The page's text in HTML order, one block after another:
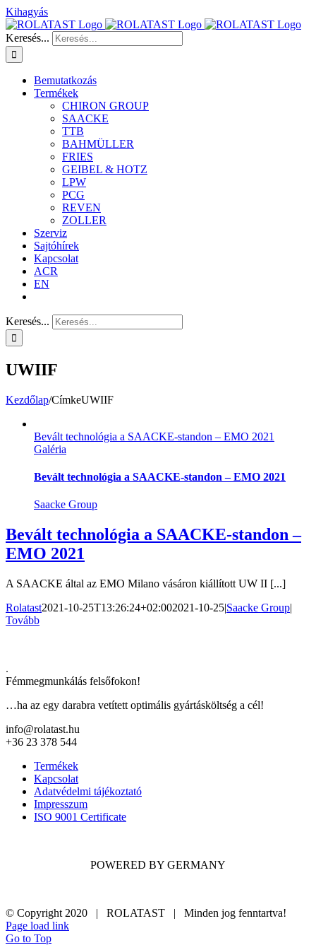
Kihagyás
Keresés...
Bemutatkozás
Termékek
CHIRON GROUP
SAACKE
TTB
BAHMÜLLER
FRIES
GEIBEL & HOTZ
LPW
PCG
REVEN
ZOLLER
Szerviz
Sajtóhírek
Kapcsolat
ACR
EN
Keresés...
UWIIF
Kezdőlap/CímkeUWIIF
Bevált technológia a SAACKE-standon – EMO 2021
Galéria
Bevált technológia a SAACKE-standon – EMO 2021
Saacke Group
Bevált technológia a SAACKE-standon –
EMO 2021
A SAACKE által az EMO Milano vásáron kiállított UW II [...]
Rolatast2021-10-25T13:26:24+02:002021-10-25|Saacke Group|
Tovább
.
Fémmegmunkálás felsőfokon!
…ha az egy darabra vetített optimális gyártásköltség a cél!
info@rolatast.hu
+36 23 378 544
Termékek
Kapcsolat
Adatvédelmi tájékoztató
Impresszum
ISO 9001 Certificate
POWERED BY GERMANY
© Copyright 2020 | ROLATAST | Minden jog fenntartva!
Page load link
Go to Top